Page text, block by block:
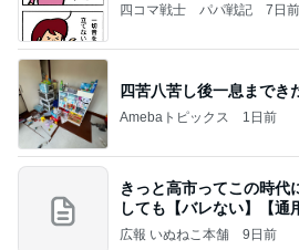
四コマ戦士 パパ戦記 7日前
四苦八苦し後一息までき
Amebaトピックス 1日前
きっと高市ってこの時代
しても【バレない】【通
だろ
広報 いぬねこ本舗 9日前